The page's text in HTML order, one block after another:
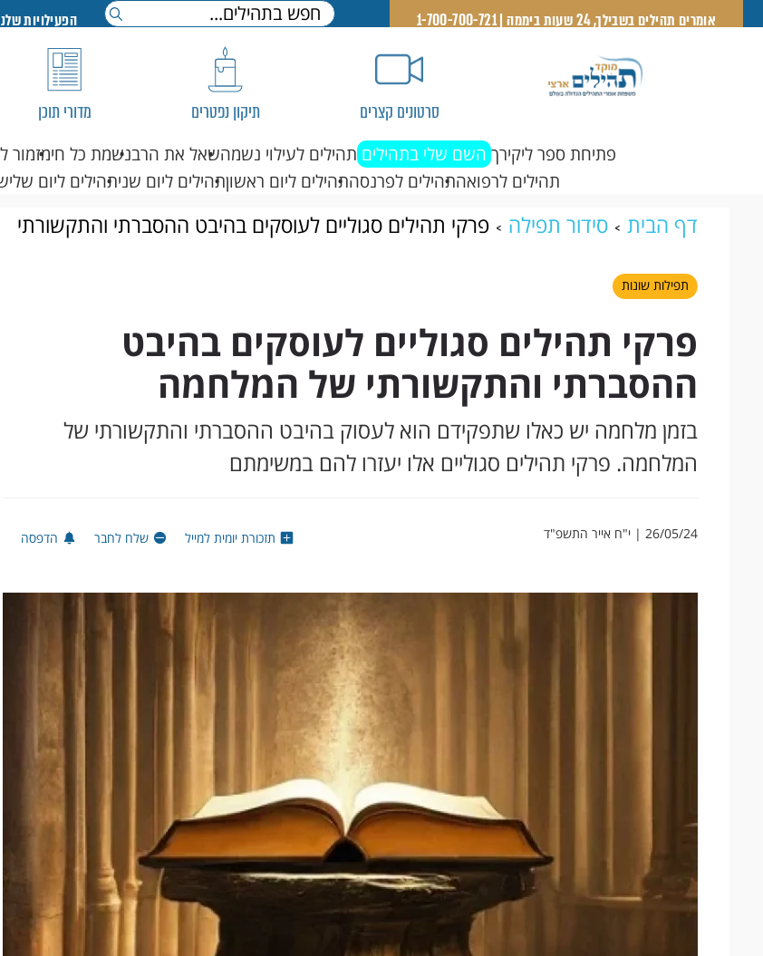
אומרים תהילים בשבילך, 24 שעות ביממה | 1-700-700-721 הפעילויות
סרטונים קצרים תיקון נפטרים מדורי תוכן
פתיחת ספר ליקירך השם שלי בתהילים תהילים לעילוי נשמהשאל את הרבנשמת כל חימזמור
תהילים לרפואהתהילים לפרנסהתהילים ליום ראשוןתהילים ליום שניתהילים ליום
דף הבית סידור תפילה
פרקי תהילים סגוליים לעוסקים בהיבט ההסברתי והתקשורתי
של המלחמה
תפילות שונות
פרקי תהילים סגוליים לעוסקים בהיבט
ההסברתי והתקשורתי של המלחמה
בזמן מלחמה יש כאלו שתפקידם הוא לעסוק בהיבט ההסברתי והתקשורתי של
המלחמה. פרקי תהילים סגוליים אלו יעזרו להם במשימתם
26/05/24 | י"ח אייר התשפ"ד תזכורת יומית למייל שלח לחבר הדפסה